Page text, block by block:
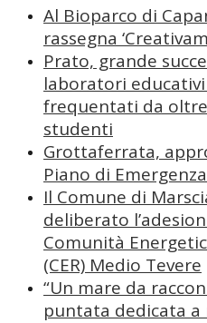
Al Bioparco di
rassegna
Prato, grande
laboratori educativi
frequentati da
studenti
Grottaferrata,
Piano di
Il Comune di
deliberato
Comunità
(CER) Medio Tevere
“Un mare da
puntata dedicata a